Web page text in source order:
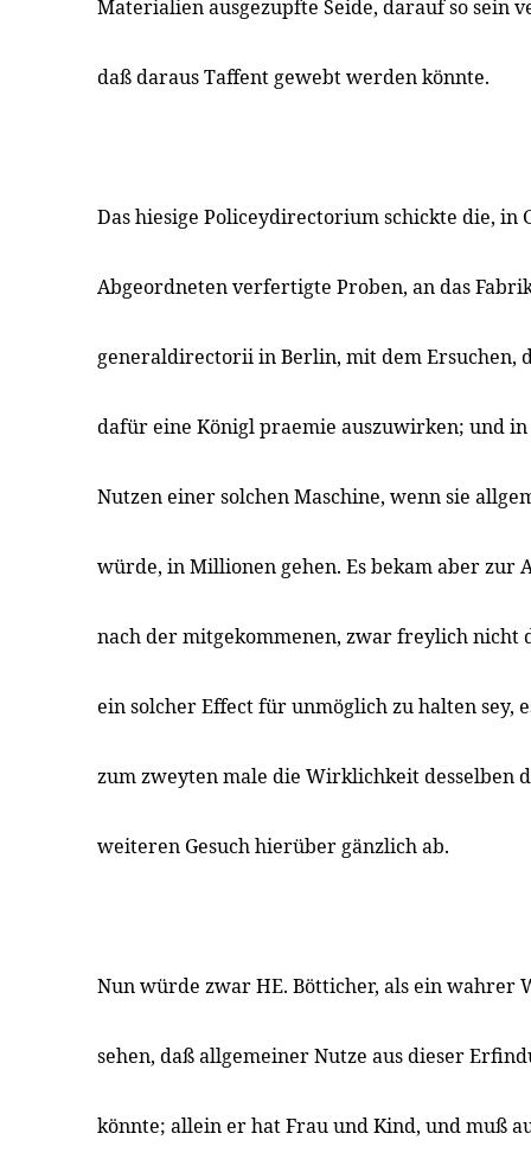
Materialien ausgezupfte Seide, darauf so sein
daß daraus Taffent gewebt werden könnte.
Das hiesige Policeydirectorium schickte die, in
Abgeordneten verfertigte Proben, an das
generaldirectorii in Berlin, mit dem Ersuchen,
dafür eine Königl praemie auszuwirken; und
Nutzen einer solchen Maschine, wenn sie
würde, in Millionen gehen. Es bekam aber zur
nach der mitgekommenen, zwar freylich nicht
ein solcher Effect für unmöglich zu halten sey,
zum zweyten male die Wirklichkeit desselben
weiteren Gesuch hierüber gänzlich ab.
Nun würde zwar HE. Bötticher, als ein wahrer
sehen, daß allgemeiner Nutze aus dieser
könnte; allein er hat Frau und Kind, und muß